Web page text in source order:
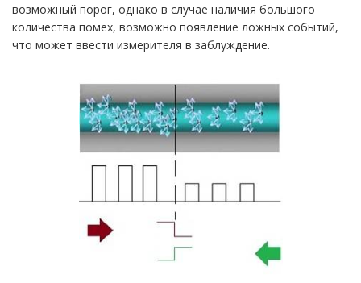
возможный порог, однако в случае наличия большого
количества помех, возможно появление ложных событий,
что может ввести измерителя в заблуждение.